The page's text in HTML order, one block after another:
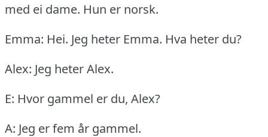
med ei dame. Hun er norsk.
Emma: Hei. Jeg heter Emma. Hva heter du?
Alex: Jeg heter Alex.
E: Hvor gammel er du, Alex?
A: Jeg er fem år gammel.